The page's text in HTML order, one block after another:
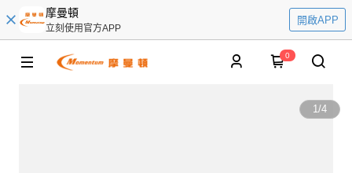
摩曼頓
立刻使用官方APP
開啟APP
0
1/4